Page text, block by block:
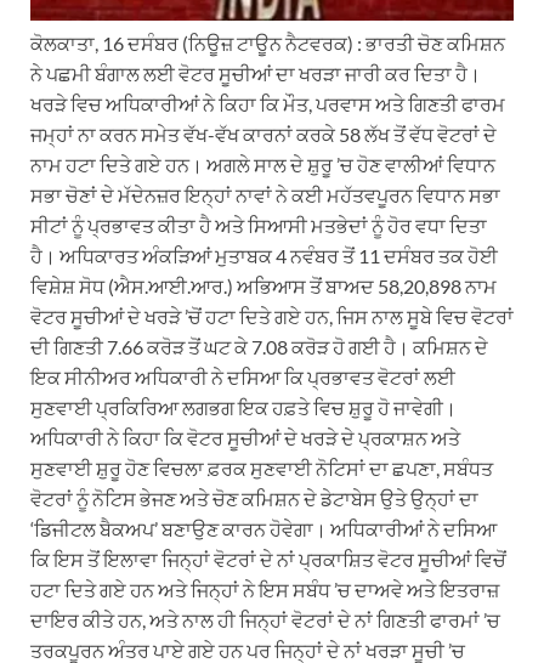
ਕੋਲਕਾਤਾ, 16 ਦਸੰਬਰ (ਨਿਊਜ਼ ਟਾਊਨ ਨੈਟਵਰਕ) : ਭਾਰਤੀ ਚੋਣ ਕਮਿਸ਼ਨ
ਨੇ ਪਛਮੀ ਬੰਗਾਲ ਲਈ ਵੋਟਰ ਸੂਚੀਆਂ ਦਾ ਖਰੜਾ ਜਾਰੀ ਕਰ ਦਿਤਾ ਹੈ।
ਖਰੜੇ ਵਿਚ ਅਧਿਕਾਰੀਆਂ ਨੇ ਕਿਹਾ ਕਿ ਮੌਤ, ਪਰਵਾਸ ਅਤੇ ਗਿਣਤੀ ਫਾਰਮ
ਜਮ੍ਹਾਂ ਨਾ ਕਰਨ ਸਮੇਤ ਵੱਖ-ਵੱਖ ਕਾਰਨਾਂ ਕਰਕੇ 58 ਲੱਖ ਤੋਂ ਵੱਧ ਵੋਟਰਾਂ ਦੇ
ਨਾਮ ਹਟਾ ਦਿਤੇ ਗਏ ਹਨ। ਅਗਲੇ ਸਾਲ ਦੇ ਸ਼ੁਰੂ ’ਚ ਹੋਣ ਵਾਲੀਆਂ ਵਿਧਾਨ
ਸਭਾ ਚੋਣਾਂ ਦੇ ਮੱਦੇਨਜ਼ਰ ਇਨ੍ਹਾਂ ਨਾਵਾਂ ਨੇ ਕਈ ਮਹੱਤਵਪੂਰਨ ਵਿਧਾਨ ਸਭਾ
ਸੀਟਾਂ ਨੂੰ ਪ੍ਰਭਾਵਤ ਕੀਤਾ ਹੈ ਅਤੇ ਸਿਆਸੀ ਮਤਭੇਦਾਂ ਨੂੰ ਹੋਰ ਵਧਾ ਦਿਤਾ
ਹੈ। ਅਧਿਕਾਰਤ ਅੰਕੜਿਆਂ ਮੁਤਾਬਕ 4 ਨਵੰਬਰ ਤੋਂ 11 ਦਸੰਬਰ ਤਕ ਹੋਈ
ਵਿਸ਼ੇਸ਼ ਸੋਧ (ਐਸ.ਆਈ.ਆਰ.) ਅਭਿਆਸ ਤੋਂ ਬਾਅਦ 58,20,898 ਨਾਮ
ਵੋਟਰ ਸੂਚੀਆਂ ਦੇ ਖਰੜੇ ’ਚੋਂ ਹਟਾ ਦਿਤੇ ਗਏ ਹਨ, ਜਿਸ ਨਾਲ ਸੂਬੇ ਵਿਚ ਵੋਟਰਾਂ
ਦੀ ਗਿਣਤੀ 7.66 ਕਰੋੜ ਤੋਂ ਘਟ ਕੇ 7.08 ਕਰੋੜ ਹੋ ਗਈ ਹੈ। ਕਮਿਸ਼ਨ ਦੇ
ਇਕ ਸੀਨੀਅਰ ਅਧਿਕਾਰੀ ਨੇ ਦਸਿਆ ਕਿ ਪ੍ਰਭਾਵਤ ਵੋਟਰਾਂ ਲਈ
ਸੁਣਵਾਈ ਪ੍ਰਕਿਰਿਆ ਲਗਭਗ ਇਕ ਹਫ਼ਤੇ ਵਿਚ ਸ਼ੁਰੂ ਹੋ ਜਾਵੇਗੀ।
ਅਧਿਕਾਰੀ ਨੇ ਕਿਹਾ ਕਿ ਵੋਟਰ ਸੂਚੀਆਂ ਦੇ ਖਰੜੇ ਦੇ ਪ੍ਰਕਾਸ਼ਨ ਅਤੇ
ਸੁਣਵਾਈ ਸ਼ੁਰੂ ਹੋਣ ਵਿਚਲਾ ਫ਼ਰਕ ਸੁਣਵਾਈ ਨੋਟਿਸਾਂ ਦਾ ਛਪਣਾ, ਸਬੰਧਤ
ਵੋਟਰਾਂ ਨੂੰ ਨੋਟਿਸ ਭੇਜਣ ਅਤੇ ਚੋਣ ਕਮਿਸ਼ਨ ਦੇ ਡੇਟਾਬੇਸ ਉਤੇ ਉਨ੍ਹਾਂ ਦਾ
‘ਡਿਜੀਟਲ ਬੈਕਅਪ’ ਬਣਾਉਣ ਕਾਰਨ ਹੋਵੇਗਾ। ਅਧਿਕਾਰੀਆਂ ਨੇ ਦਸਿਆ
ਕਿ ਇਸ ਤੋਂ ਇਲਾਵਾ ਜਿਨ੍ਹਾਂ ਵੋਟਰਾਂ ਦੇ ਨਾਂ ਪ੍ਰਕਾਸ਼ਿਤ ਵੋਟਰ ਸੂਚੀਆਂ ਵਿਚੋਂ
ਹਟਾ ਦਿਤੇ ਗਏ ਹਨ ਅਤੇ ਜਿਨ੍ਹਾਂ ਨੇ ਇਸ ਸਬੰਧ ’ਚ ਦਾਅਵੇ ਅਤੇ ਇਤਰਾਜ਼
ਦਾਇਰ ਕੀਤੇ ਹਨ, ਅਤੇ ਨਾਲ ਹੀ ਜਿਨ੍ਹਾਂ ਵੋਟਰਾਂ ਦੇ ਨਾਂ ਗਿਣਤੀ ਫਾਰਮਾਂ ’ਚ
ਤਰਕਪੂਰਨ ਅੰਤਰ ਪਾਏ ਗਏ ਹਨ ਪਰ ਜਿਨ੍ਹਾਂ ਦੇ ਨਾਂ ਖਰੜਾ ਸੂਚੀ ’ਚ